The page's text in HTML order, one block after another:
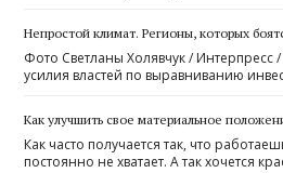
Непростой климат. Регионы, которых
Фото Светланы Холявчук / Интерпресс
усилия властей по выравниванию
Как улучшить свое материальное
Как часто получается так, что
постоянно не хватает. А так хочется